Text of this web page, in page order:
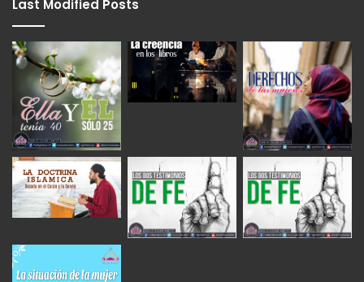
Last Modified Posts